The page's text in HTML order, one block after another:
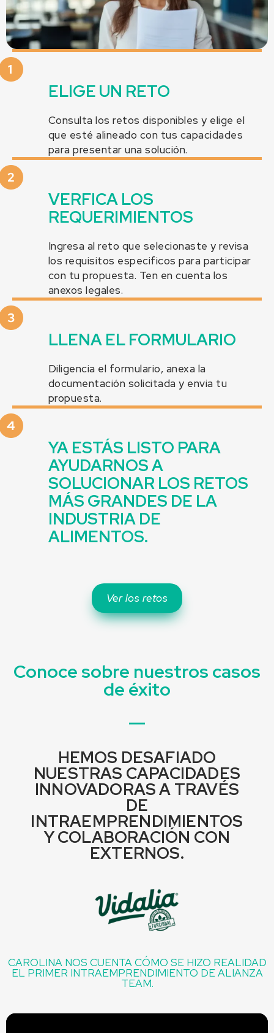
ELIGE UN RETO
Consulta los retos disponibles y elige el
que esté alineado con tus capacidades
para presentar una solución.
VERFICA LOS
REQUERIMIENTOS
Ingresa al reto que selecionaste y revisa
los requisitos especificos para participar
con tu propuesta. Ten en cuenta los
anexos legales.
LLENA EL FORMULARIO
Diligencia el formulario, anexa la
documentación solicitada y envia tu
propuesta.
YA ESTÁS LISTO PARA
AYUDARNOS A
SOLUCIONAR LOS RETOS
MÁS GRANDES DE LA
INDUSTRIA DE
ALIMENTOS.
Ver los retos
Conoce sobre nuestros casos
de éxito
HEMOS DESAFIADO
NUESTRAS CAPACIDADES
INNOVADORAS A TRAVÉS
DE
INTRAEMPRENDIMIENTOS
Y COLABORACIÓN CON
EXTERNOS.
CAROLINA NOS CUENTA CÓMO SE HIZO REALIDAD
EL PRIMER INTRAEMPRENDIMIENTO DE ALIANZA
TEAM.